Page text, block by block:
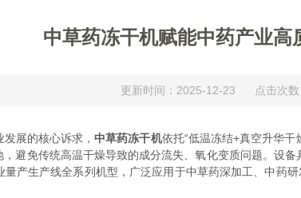
中草药冻干机赋能中药产业高
更新时间：2025-12-23 点击次数
展的核心诉求，中草药冻干机依托“低温冻结+真空升华
避免传统高温干燥导致的成分流失、氧化变质问题。设
产生产线全系列机型，广泛应用于中草药深加工、中药